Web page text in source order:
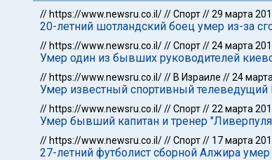
// https://www.newsru.co.il///Спорт//29 марта
20-летний шотландский боец умер из-за
// https://www.newsru.co.il///Спорт//24 марта
Умер один из бывших руководителей
// https://www.newsru.co.il/// В Израиле //24
Умер известный спортивный
// https://www.newsru.co.il///Спорт//22 марта
Умер бывший капитан и тренер
// https://www.newsru.co.il///Спорт// 17 марта
27-летний футболист сборной Алжира